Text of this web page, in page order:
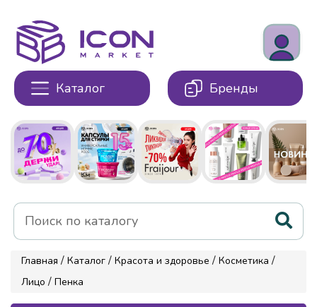
Каталог Бренды
Главная / Каталог / Красота и здоровье / Косметика /
Лицо / Пенка